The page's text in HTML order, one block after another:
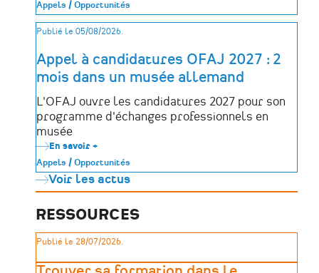
la
sensibilisation
de
enfants
de
la
langue
!
Appels / Opportunités
Publié le 05/08/2026.
Appel à candidatures OFAJ 2027 : 2
mois dans un musée allemand
L'OFAJ ouvre les candidatures 2027 pour son
programme d'échanges professionnels en
musée
En savoir +
Appel
à
candidatures
OFAJ
:
2
mois
dans
musée
Appels / Opportunités
Voir les actus
RESSOURCES
Publié le 28/07/2026.